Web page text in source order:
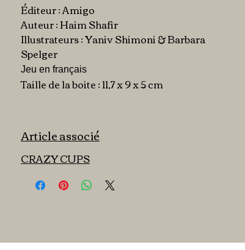
Éditeur : Amigo
Auteur : Haim Shafir
Illustrateurs : Yaniv Shimoni & Barbara
Spelger
Jeu en français
Taille de la boite : 11,7 x 9 x 5 cm
Article associé
CRAZY CUPS